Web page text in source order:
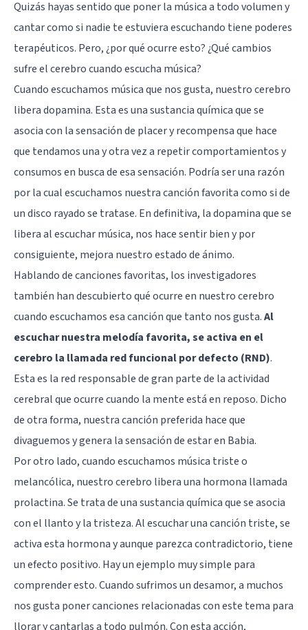
Quizás hayas sentido que poner la música a todo volumen y
cantar como si nadie te estuviera escuchando tiene poderes
terapéuticos. Pero, ¿por qué ocurre esto? ¿Qué cambios
sufre el cerebro cuando escucha música?
Cuando escuchamos música que nos gusta, nuestro cerebro
libera dopamina. Esta es una sustancia química que se
asocia con la sensación de placer y recompensa que hace
que tendamos una y otra vez a repetir comportamientos y
consumos en busca de esa sensación. Podría ser una razón
por la cual escuchamos nuestra canción favorita como si de
un disco rayado se tratase. En definitiva, la dopamina que se
libera al escuchar música, nos hace sentir bien y por
consiguiente, mejora nuestro estado de ánimo.
Hablando de canciones favoritas, los investigadores
también han descubierto qué ocurre en nuestro cerebro
cuando escuchamos esa canción que tanto nos gusta.Al
escuchar nuestra melodía favorita, se activa en el
cerebro la llamada red funcional por defecto (RND).
Esta es la red responsable de gran parte de la actividad
cerebral que ocurre cuando la mente está en reposo. Dicho
de otra forma, nuestra canción preferida hace que
divaguemos y genera la sensación de estar en Babia.
Por otro lado, cuando escuchamos música triste o
melancólica, nuestro cerebro libera una hormona llamada
prolactina. Se trata de una sustancia química que se asocia
con el llanto y la tristeza. Al escuchar una canción triste, se
activa esta hormona y aunque parezca contradictorio, tiene
un efecto positivo. Hay un ejemplo muy simple para
comprender esto. Cuando sufrimos un desamor, a muchos
nos gusta poner canciones relacionadas con este tema para
llorar y cantarlas a todo pulmón. Con esta acción,